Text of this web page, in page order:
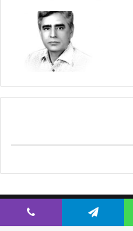
Telegram
Viber